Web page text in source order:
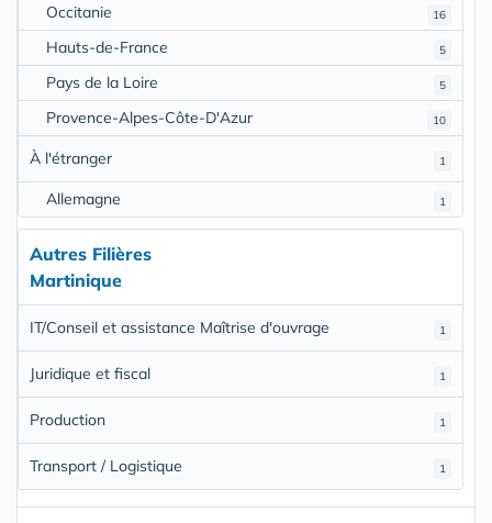
16
Occitanie
5
Hauts-de-France
5
Pays de la Loire
10
Provence-Alpes-Côte-D'Azur
1
À l'étranger
1
Allemagne
Autres Filières
Martinique
1
IT/Conseil et assistance Maîtrise d'ouvrage
1
Juridique et fiscal
1
Production
1
Transport / Logistique